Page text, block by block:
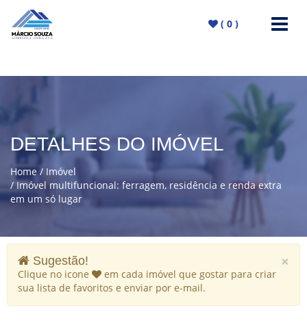
( 0 )
DETALHES DO IMÓVEL
Home
Imóvel
Imóvel multifuncional: ferragem, residência e renda extra
em um só lugar
×
Sugestão!
Clique no icone
em cada imóvel que gostar para criar
sua lista de favoritos e enviar por e-mail.